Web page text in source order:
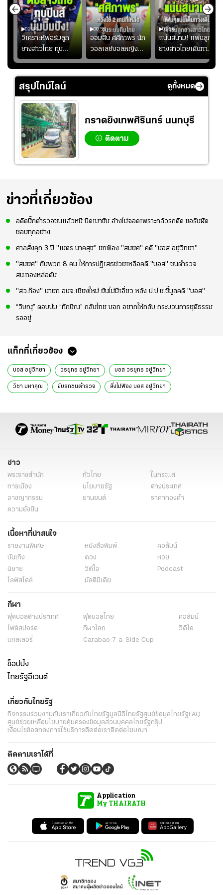
02:34
วิเคราะห์ฟอร์มลูก
ยางสาวไทย ทุบ
ฟิลิปปินส์ 3-0! "บุ๋ม
บิ๋ม" คืนสนามสุดปัง
#วอลเลย์บอลชาย
ทีมชาติไทย
00:55
ออมสิน ศศิภาพร นัก
วอลเลย์บอลหญิงทีม
ชาติไทย หวังใช้ 2
เกมที่เหลือ ปรับจู
00:36
แน่นสนาม! แฟนลูก
ยางสาวไทยเดินทาง
เข้ามาเชียร์สาวไทย
อย่างคึกคัก เพื่อให้
กำลังใจ ก่อนที่สาว
สรุปไทม์ไลน์ ดูทั้งหมด
กราดยิงเทพศิรินทร์ นนทบุรี
ติดตาม
ข่าวที่เกี่ยวข้อง
อดีตบิ๊กตำรวจชนแล้วหนี ปัดเมาขับ อ้างไม่จอดเพราะกลัวรถติด ขอรับผิด
ชอบทุกอย่าง
ศาลสั่งคุก 3 ปี "เนตร นาคสุข" ยกฟ้อง "สมยศ" คดี "บอส อยู่วิทยา"
"สมยศ" กับพวก 8 คน ให้การปฏิเสธช่วยเหลือคดี "บอส" ชนตำรวจ
สน.ทองหล่อดับ
"สว.ก๊อง" นายก อบจ.เชียงใหม่ ยันไม่มีเอี่ยว หลัง ป.ป.ช.ชี้มูลคดี "บอส"
“วิษณุ” ตอบปม “ทักษิณ” กลับไทย บอก อยากให้กลับ กระบวนการยุติธรรม
รออยู่
แท็กที่เกี่ยวข้อง
บอส อยู่วิทยา วรยุทธ อยู่วิทยา บอส วรยุทธ อยู่วิทยา
วิชา มหาคุณ ขับรถชนตำรวจ สั่งไม่ฟ้อง บอส อยู่วิทยา
ข่าว
พระราชสำนัก ทั่วไทย
ในกระแส
การเมือง
นโยบายรัฐ
ต่างประเทศ
อาชญากรรม
ยานยนต์
ราคาทองคำ
ความยั่งยืน
เนื้อหาที่น่าสนใจ
รายงานพิเศษ หนังสือพิมพ์
คอลัมน์
บันเทิง
ดวง
หวย
นิยาย
วิดีโอ
Podcast
ไลฟ์สไตล์
มัลติมีเดีย
กีฬา
ฟุตบอลต่่างประเทศ ฟุตบอลไทย
คอลัมน์
ไฟต์สปอร์ต
กีฬาโลก
วิดีโอ
แกลเลอรี่
Carabao 7-a-Side Cup
ช็อปปิ้ง
ไทยรัฐอีเวนต์
เกี่ยวกับไทยรัฐ
กิจกรรมร่วมงานกับเราเกี่ยวกับไทยรัฐมูลนิธิไทยรัฐศูนย์ข้อมูลไทยรัฐFAQ
ศูนย์ช่วยเหลือนโยบายคุ้มครองข้อมูลส่วนบุคคลไทยรัฐกรุ๊ป
เงื่อนไขข้อตกลงการใช้บริการติดต่อเราติดต่อโฆษณา
ติดตามเราได้ที่
Application
My THAIRATH